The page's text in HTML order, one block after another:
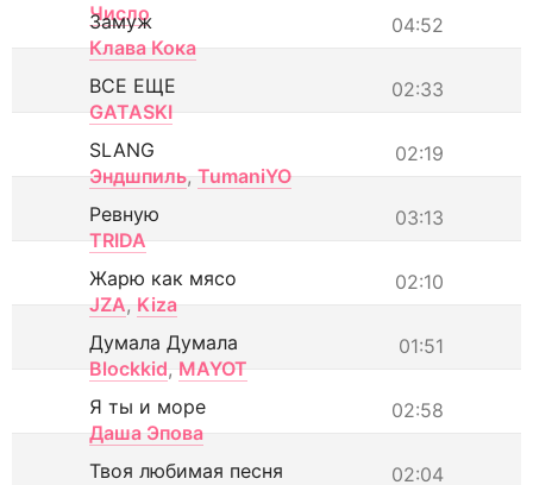
Число
04:52
Замуж
Клава Кока
02:33
ВСЕ ЕЩЕ
GATASKI
02:19
SLANG
Эндшпиль, TumaniYO
03:13
Ревную
TRIDA
02:10
Жарю как мясо
JZA, Kiza
01:51
Думала Думала
Blockkid, MAYOT
02:58
Я ты и море
Даша Эпова
02:04
Твоя любимая песня